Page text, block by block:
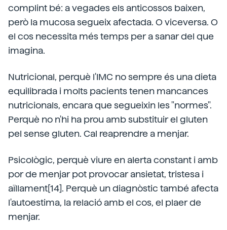
complint bé: a vegades els anticossos baixen,
però la mucosa segueix afectada. O viceversa. O
el cos necessita més temps per a sanar del que
imagina.
Nutricional, perquè l'IMC no sempre és una dieta
equilibrada i molts pacients tenen mancances
nutricionals, encara que segueixin les "normes".
Perquè no n'hi ha prou amb substituir el gluten
pel sense gluten. Cal reaprendre a menjar.
Psicològic, perquè viure en alerta constant i amb
por de menjar pot provocar ansietat, tristesa i
aïllament[14]. Perquè un diagnòstic també afecta
l'autoestima, la relació amb el cos, el plaer de
menjar.